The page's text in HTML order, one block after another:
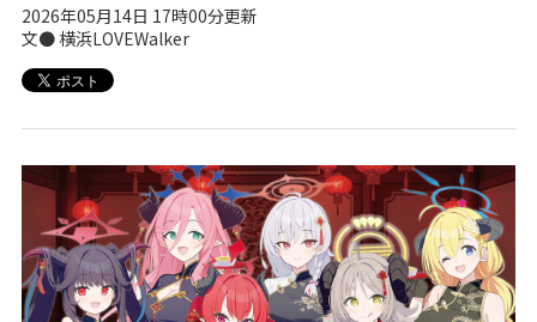
2026年05月14日 17時00分更新
文● 横浜LOVEWalker